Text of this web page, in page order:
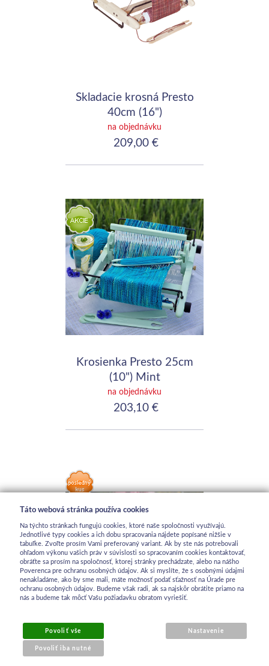
Skladacie krosná Presto
40cm (16")
na objednávku
209,00 €
Krosienka Presto 25cm
(10") Mint
na objednávku
203,10 €
Krosienka Presto 25cm
Táto webová stránka používa cookies
Na týchto stránkach fungujú cookies, ktoré naše spoločnosti využívajú.
Jednotlivé typy cookies a ich dobu spracovania nájdete popísané nižšie v
tabuľke. Zvoľte prosím Vami preferovaný variant. Ak by ste nás potrebovali
ohľadom výkonu vašich práv v súvislosti so spracovaním cookies kontaktovať,
obráťte sa prosím na spoločnosť, ktorej stránky prechádzate, alebo na nášho
Poverenca pre ochranu osobných údajov. Ak si myslíte, že s osobnými údajmi
nenakladáme, ako by sme mali, máte možnosť podať sťažnosť na Úrade pre
ochranu osobných údajov. Budeme však radi, ak sa najskôr obrátite priamo na
nás a budeme tak môcť Vašu požiadavku obratom vyriešiť.
Povoliť vše
Povoliť iba nutné
Nastavenie